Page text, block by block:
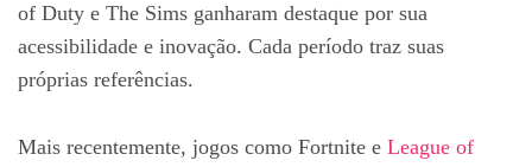
of Duty e The Sims ganharam destaque por sua
acessibilidade e inovação. Cada período traz suas
próprias referências.
Mais recentemente, jogos como Fortnite e League of